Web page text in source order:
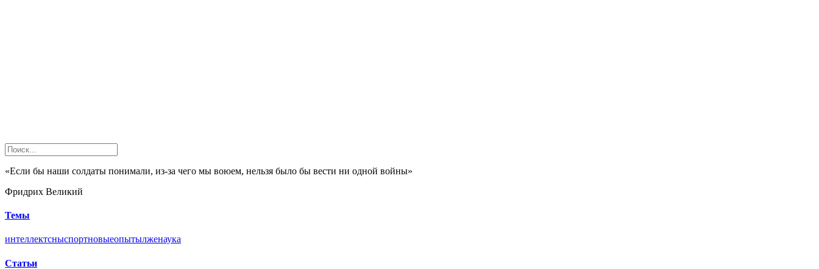
«Если бы наши солдаты понимали, из-за чего мы воюем, нельзя было бы вести ни одной войны»
Фридрих Великий
Темы
интеллектсныспортновыеопытылженаука
Статьи